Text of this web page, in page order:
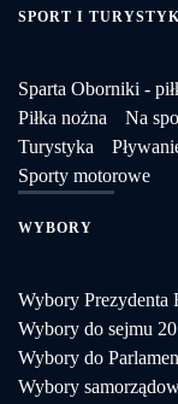
SPORT I
Sparta Oborniki -
Piłka nożna
Na
Turystyka
Sporty motorowe
WYBORY
Wybory Prezydenta
Wybory do sejmu
Wybory do
Wybory